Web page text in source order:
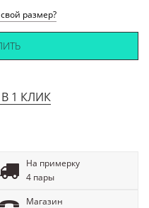
размер?
1 КЛИК
На примерку
4 пары
Магазин